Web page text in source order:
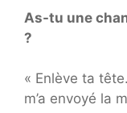
As-tu une
?
« Enlève ta
m’a envoyé la